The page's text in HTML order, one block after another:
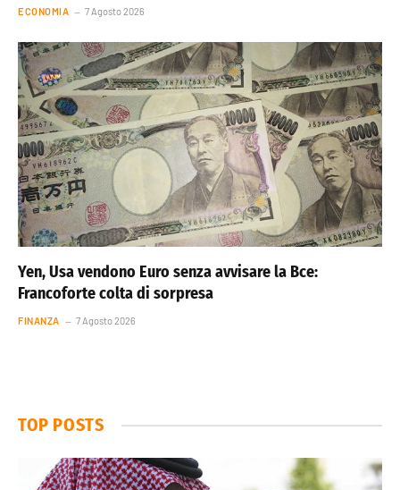
ECONOMIA 7 Agosto 2026
Yen, Usa vendono Euro senza avvisare la Bce:
Francoforte colta di sorpresa
FINANZA 7 Agosto 2026
TOP POSTS